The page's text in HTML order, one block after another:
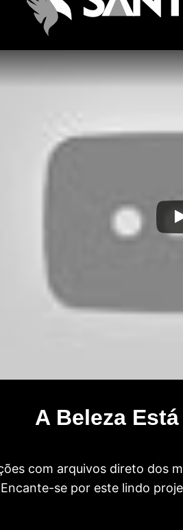
A Beleza
com arquivos direto dos
se por este lindo